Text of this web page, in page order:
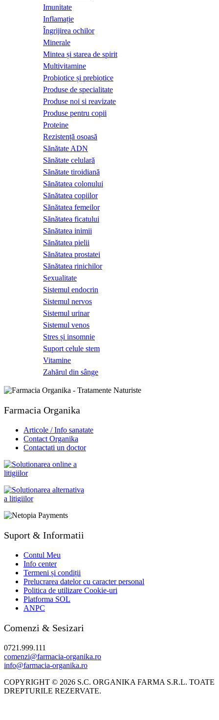
Imunitate
Inflamație
Îngrijirea ochilor
Minerale
Mintea și starea de spirit
Multivitamine
Probiotice și prebiotice
Produse de specialitate
Produse noi si reavizate
Produse pentru copii
Proteine
Rezistență osoasă
Sănătate ADN
Sănătate celulară
Sănătate tiroidiană
Sănătatea colonului
Sănătatea copiilor
Sănătatea femeilor
Sănătatea ficatului
Sănătatea inimii
Sănătatea pielii
Sănătatea prostatei
Sănătatea rinichilor
Sexualitate
Sistemul endocrin
Sistemul nervos
Sistemul urinar
Sistemul venos
Stres și insomnie
Suport celule stem
Vitamine
Zahărul din sânge
Farmacia Organika
Articole / Info sanatate
Contact Organika
Contactati un doctor
Suport & Informatii
Contul Meu
Info center
Termeni și condiții
Prelucrarea datelor cu caracter personal
Politica de utilizare Cookie-uri
Platforma SOL
ANPC
Comenzi & Sesizari
0721.999.111
comenzi@farmacia-organika.ro
info@farmacia-organika.ro
COPYRIGHT © 2026 S.C. ORGANIKA FARMA S.R.L. TOATE
DREPTURILE REZERVATE.